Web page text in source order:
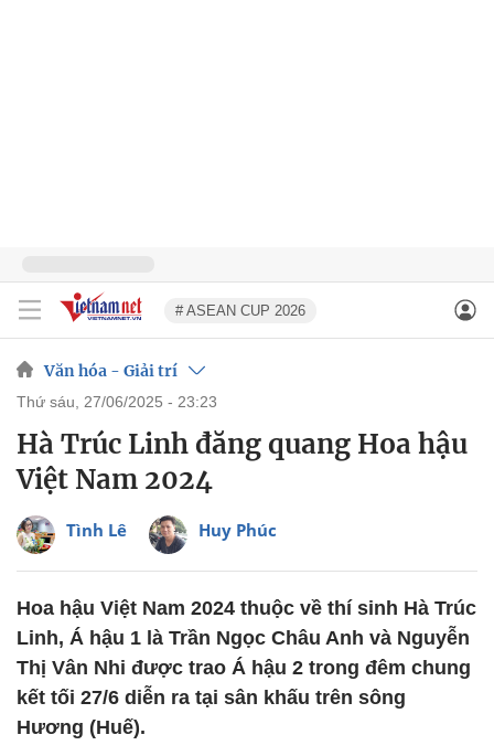
# ASEAN CUP 2026
Văn hóa - Giải trí
thứ sáu, 27/06/2025 - 23:23
Hà Trúc Linh đăng quang Hoa hậu
Việt Nam 2024
Tình Lê Huy Phúc
Hoa hậu Việt Nam 2024 thuộc về thí sinh Hà Trúc
Linh, Á hậu 1 là Trần Ngọc Châu Anh và Nguyễn
Thị Vân Nhi được trao Á hậu 2 trong đêm chung
kết tối 27/6 diễn ra tại sân khấu trên sông
Hương (Huế).